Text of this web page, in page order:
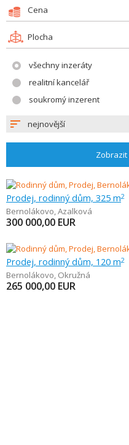
Cena
Plocha
všechny inzeráty
realitní kancelář
soukromý inzerent
nejnovější
Zobrazit
Prodej, rodinný dům, 325 m2
Bernolákovo,Azalková
300 000,00 EUR
Prodej, rodinný dům, 120 m2
Bernolákovo, Okružná
265 000,00 EUR